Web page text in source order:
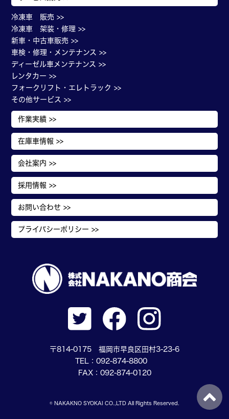
冷凍車 販売 >>
冷凍車 架装・修理 >>
新車・中古車販売 >>
車検・修理・メンテナンス >>
ディーゼル車メンテナンス >>
レンタカー >>
フォークリフト・エレトラック >>
その他サービス >>
作業実績 >>
在庫車情報 >>
会社案内 >>
採用情報 >>
お問い合わせ >>
プライバシーポリシー >>
〒814-0175 福岡市早良区田村3-23-6
TEL：092-874-8800
FAX：092-874-0120
© NAKAKNO SYOKAI CO.,LTD All Rights Reserved.